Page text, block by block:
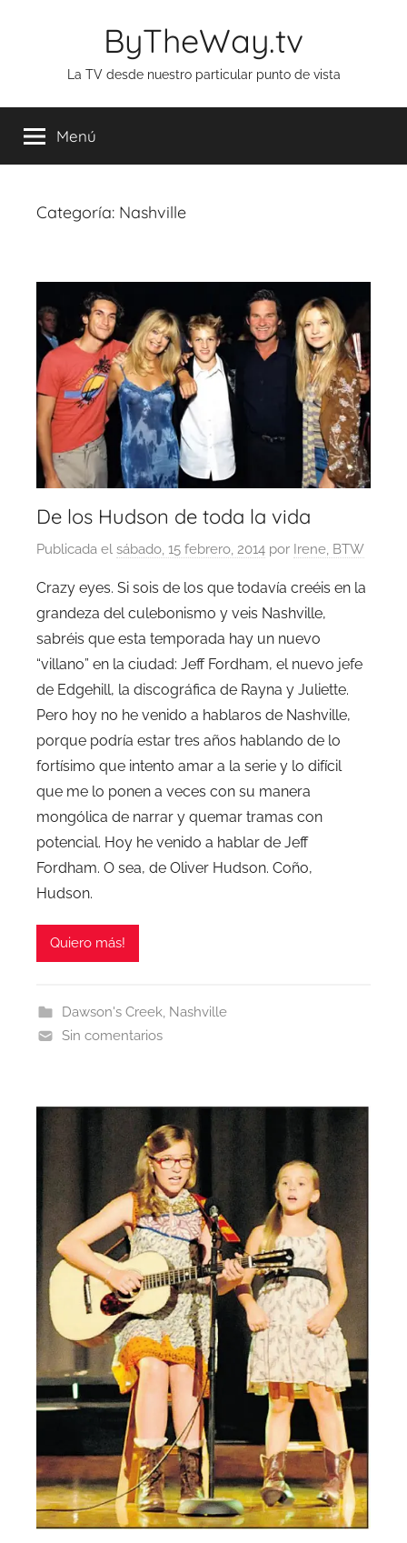
ByTheWay.tv
La TV desde nuestro particular punto de vista
Menú
Categoría: Nashville
De los Hudson de toda la vida
Publicada el sábado, 15 febrero, 2014 por Irene, BTW
Crazy eyes. Si sois de los que todavía creéis en la
grandeza del culebonismo y veis Nashville,
sabréis que esta temporada hay un nuevo
“villano” en la ciudad: Jeff Fordham, el nuevo jefe
de Edgehill, la discográfica de Rayna y Juliette.
Pero hoy no he venido a hablaros de Nashville,
porque podría estar tres años hablando de lo
fortísimo que intento amar a la serie y lo difícil
que me lo ponen a veces con su manera
mongólica de narrar y quemar tramas con
potencial. Hoy he venido a hablar de Jeff
Fordham. O sea, de Oliver Hudson. Coño,
Hudson.
Quiero más!
Dawson's Creek, Nashville
Sin comentarios